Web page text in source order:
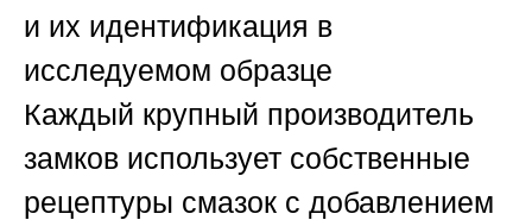
и их идентификация в
исследуемом образце
Каждый крупный производитель
замков использует собственные
рецептуры смазок с добавлением